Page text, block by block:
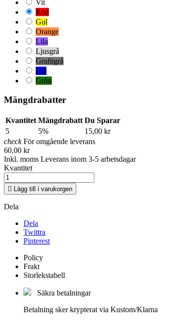
Vit
Röd
Gul
Orange
Lila
Ljusgrå
Grafitgrå
Blå
Grön
Mängdrabatter
Kvantitet Mängdrabatt Du Sparar
5
5%
15,00 kr
checkFör omgående leverans
60,00 kr
Inkl. moms Leverans inom 3-5 arbetsdagar
Kvantitet
 Lägg till i varukorgen
Dela
Dela
Twittra
Pinterest
Policy
Frakt
Storlekstabell
Säkra betalningar
Betalning sker krypterat via Kustom/Klarna